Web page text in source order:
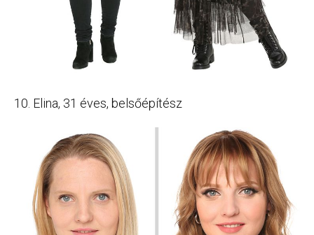
10. Elina, 31 éves, belsőépítész